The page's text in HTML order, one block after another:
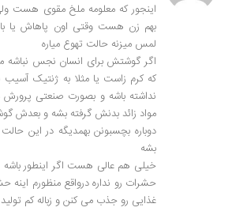
اینجور که معلومه ملخ مقوی هست
بهم زن هست وقتی اون پاهاش یا
لمس میزنه حالت تهوع میاره
اگر گوشتش برای انسان نجس
که کرم زاست یا مثلا به ژنتیک
نداشته باشه و بصورت صنعتی پرورش
مواد زائد بدنش گرفته بشه و بعدش
دوباره بچسبونن بهمدیگه در این
بشه
خیلی هم عالی هست اگر اینطور باشه
حشرات رو نداره درواقع منظورم اینه
غذایی رو جذب می کنن و زباله کم